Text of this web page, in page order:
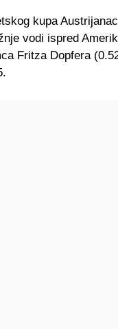
kupa
vodi ispred
Fritza Dopfera